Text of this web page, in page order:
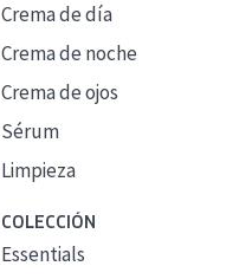
Crema de día
Crema de noche
Crema de ojos
Sérum
Limpieza
COLECCIÓN
Essentials